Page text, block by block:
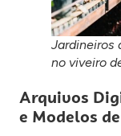
Jardineiros
no viveiro
Arquivos
e Modelos